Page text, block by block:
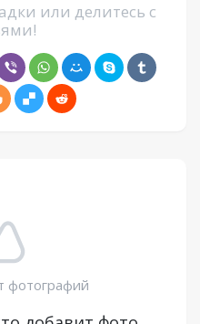
или делитесь с
фотографий